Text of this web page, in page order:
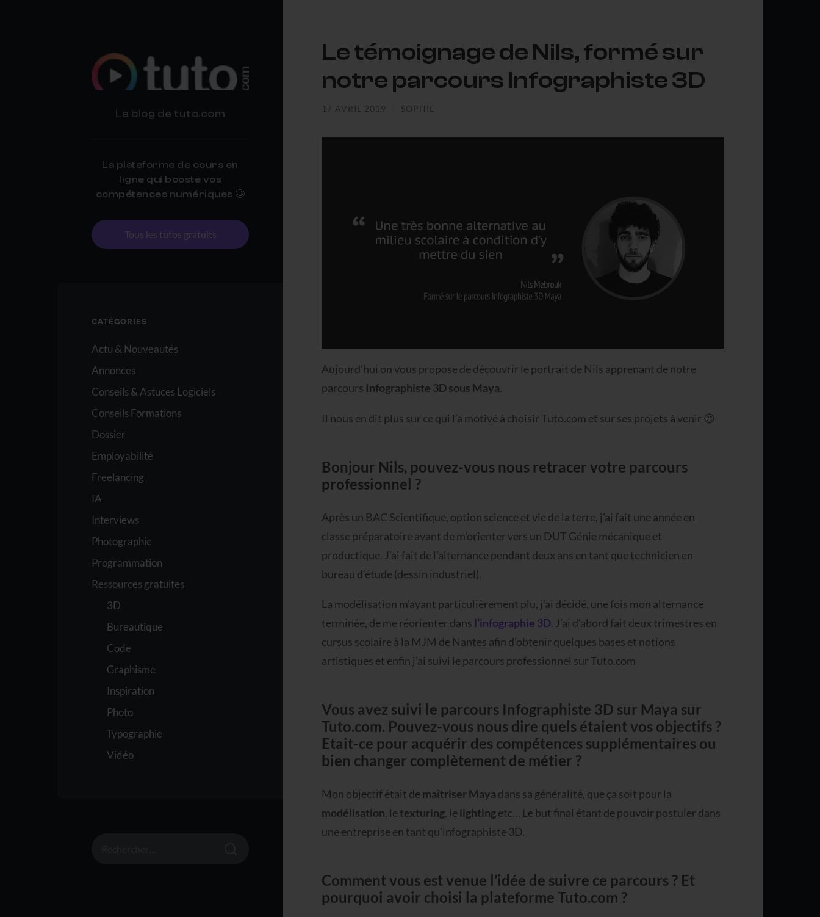
TUTO.COM
Le blog de tuto.com
La plateforme de cours en
ligne qui booste vos
compétences numériques 🤩
Tous les tutos gratuits
CATÉGORIES
Actu & Nouveautés
Annonces
Conseils & Astuces Logiciels
Conseils Formations
Dossier
Employabilité
Freelancing
IA
Interviews
Photographie
Programmation
Ressources gratuites
3D
Bureautique
Code
Graphisme
Inspiration
Photo
Typographie
Vidéo
Le témoignage de Nils, formé sur
notre parcours Infographiste 3D
17 AVRIL 2019 SOPHIE
Aujourd’hui on vous propose de découvrir le portrait de Nils apprenant de notre
parcours Infographiste 3D sous Maya.
Il nous en dit plus sur ce qui l’a motivé à choisir Tuto.com et sur ses projets à venir 😊
Bonjour Nils, pouvez-vous nous retracer votre parcours
professionnel ?
Après un BAC Scientifique, option science et vie de la terre, j’ai fait une année en
classe préparatoire avant de m’orienter vers un DUT Génie mécanique et
productique. J’ai fait de l’alternance pendant deux ans en tant que technicien en
bureau d’étude (dessin industriel).
La modélisation m’ayant particulièrement plu, j’ai décidé, une fois mon alternance
terminée, de me réorienter dans l’infographie 3D. J’ai d’abord fait deux trimestres en
cursus scolaire à la MJM de Nantes afin d’obtenir quelques bases et notions
artistiques et enfin j’ai suivi le parcours professionnel sur Tuto.com
Vous avez suivi le parcours Infographiste 3D sur Maya sur
Tuto.com. Pouvez-vous nous dire quels étaient vos objectifs ?
Etait-ce pour acquérir des compétences supplémentaires ou
bien changer complètement de métier ?
Mon objectif était de maîtriser Maya dans sa généralité, que ça soit pour la
modélisation, le texturing, le lightingetc… Le but final étant de pouvoir postuler dans
une entreprise en tant qu’infographiste 3D.
Comment vous est venue l’idée de suivre ce parcours ? Et
pourquoi avoir choisi la plateforme Tuto.com ?